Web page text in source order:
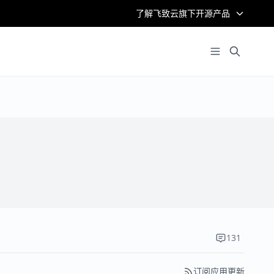
了解飞致云旗下开源产品
131
订阅应用更新